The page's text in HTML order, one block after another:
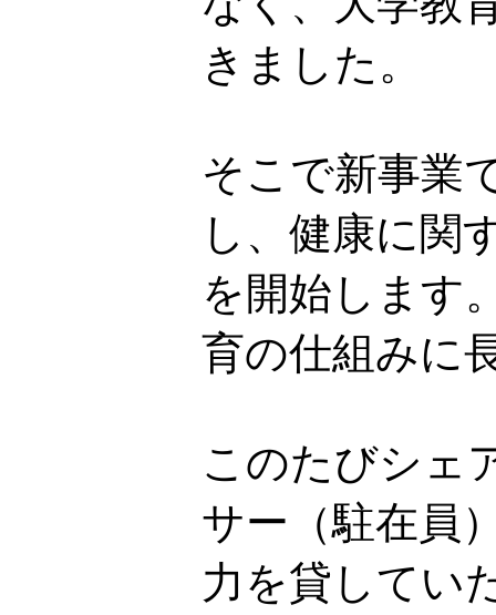
きました。
そこで新事業
し、健康に関
を開始します
育の仕組みに
このたびシェ
サー（駐在員
力を貸してい